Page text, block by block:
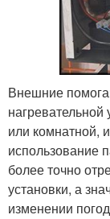
Внешние
нагревательной
или комнатной,
использование
более точно
установки, а
изменении